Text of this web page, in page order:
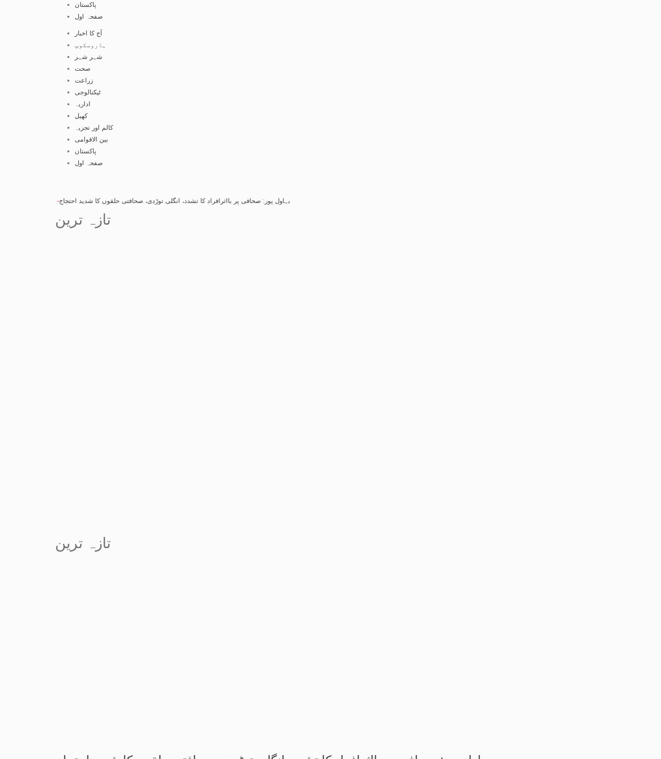
پاکستان
صفحہ اول
آج کا اخبار
ہاروسکوپ
شہر شہر
صحت
زراعت
ٹیکنالوجی
اداریہ
کھیل
کالم اور تجزیہ
بین الاقوامی
پاکستان
صفحہ اول
بہاول پور: صحافی پر بااثرافراد کا تشدد، انگلی توڑدی، صحافتی حلقوں کا شدید احتجاج-بہاول پور: صحافی پر
تازہ ترین
تازہ ترین